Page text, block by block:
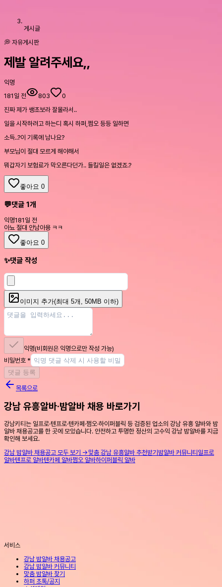
게시글
💭 자유게시판
제발 알려주세요,,
익명
181일 전
803
0
진짜 제가 쌩초보라 잘몰라서..
일을 시작하려고 하는디 혹시 하퍼,쩜오 등등 일하면
소득..?이 기록에 남나요?
부모님이 절대 모르게 해야해서
뭐갑자기 보험료가 막오른다던가.. 들킬일은 없겠죠.?
좋아요 0
💬댓글 1개
익명181일 전
아뇨 절대 안남아용 ㅋㅋ
좋아요 0
✨댓글 작성
이미지 추가(최대 5개, 50MB 이하)
익명(비회원은 익명으로만 작성 가능)
비밀번호 *
댓글 등록
목록으로
강남 유흥알바·밤알바 채용 바로가기
강남키티는 일프로·텐프로·텐카페·쩜오·하이퍼블릭 등 검증된 업소의 강남 유흥 알바와 밤
알바 채용공고를 한 곳에 모았습니다. 안전하고 투명한 정산의 고수익 강남 밤알바를 지금
확인해 보세요.
강남 밤알바 채용공고 모두 보기 → 맞춤 강남 유흥알바 추천받기 밤알바 커뮤니티 일프로
알바텐프로 알바텐카페 알바쩜오 알바하이퍼블릭 알바
서비스
강남 밤알바 채용공고
강남 밤알바 커뮤니티
맞춤 밤알바 찾기
하퍼 초톡/공지